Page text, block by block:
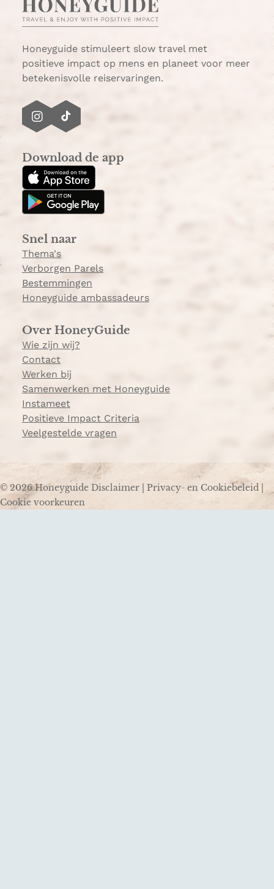
Honeyguide stimuleert slow travel met
positieve impact op mens en planeet voor meer
betekenisvolle reiservaringen.
I
t
a
g
m
T
T
o
k
Download de app
Snel naar
Thema's
Verborgen Parels
Bestemmingen
Honeyguide ambassadeurs
Over HoneyGuide
Wie zijn wij?
Contact
Werken bij
Samenwerken met Honeyguide
Instameet
Positieve Impact Criteria
Veelgestelde vragen
© 2026 Honeyguide Disclaimer Privacy- en Cookiebeleid
Cookie voorkeuren